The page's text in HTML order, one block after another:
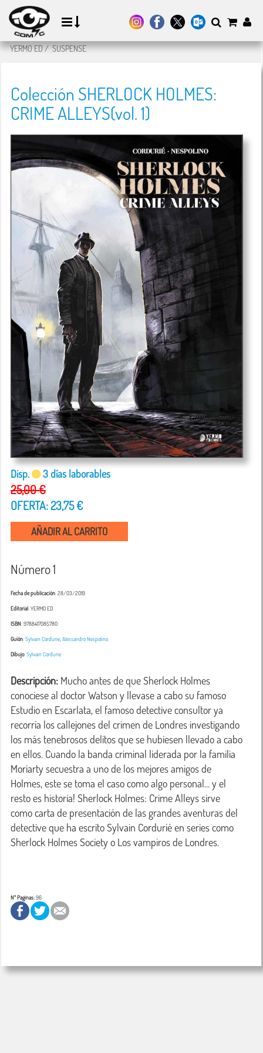
YERMO ED/SUSPENSE
Colección SHERLOCK HOLMES:
CRIME ALLEYS(vol. 1)
Disp. 3 días laborables
25,00 €
OFERTA: 23,75 €
AÑADIR AL CARRITO
Número 1
Fecha de publicación: 28/03/2019
Editorial: YERMO ED
ISBN: 9788417085780
Guión:Sylvain Cordurie Alessandro Nespolino
Dibujo:Sylvain Cordurie
Descripción: Mucho antes de que Sherlock Holmes
conociese al doctor Watson y llevase a cabo su famoso
Estudio en Escarlata, el famoso detective consultor ya
recorría los callejones del crimen de Londres investigando
los más tenebrosos delitos que se hubiesen llevado a cabo
en ellos. Cuando la banda criminal liderada por la familia
Moriarty secuestra a uno de los mejores amigos de
Holmes, este se toma el caso como algo personal... y el
resto es historia! Sherlock Holmes: Crime Alleys sirve
como carta de presentación de las grandes aventuras del
detective que ha escrito Sylvain Cordurié en series como
Sherlock Holmes Society o Los vampiros de Londres.
Nº Paginas:96